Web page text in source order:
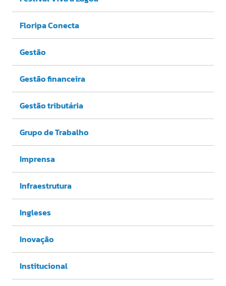
Floripa Conecta
Gestão
Gestão financeira
Gestão tributária
Grupo de Trabalho
Imprensa
Infraestrutura
Ingleses
Inovação
Institucional